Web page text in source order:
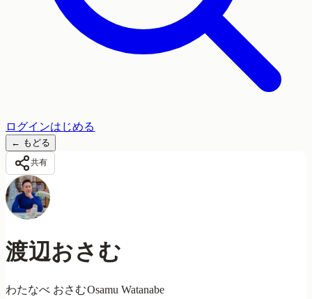
ログインはじめる
← もどる
共有
渡辺おさむ
わたなべ おさむOsamu Watanabe